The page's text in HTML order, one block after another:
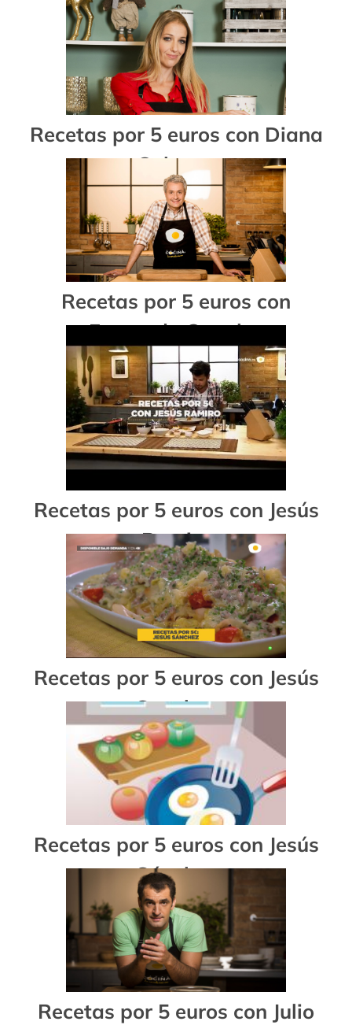
Recetas por 5 euros con Diana
Cabrera
Recetas por 5 euros con
Fernando Canales
Recetas por 5 euros con Jesús
Ramiro
Recetas por 5 euros con Jesús
Sanchez
Recetas por 5 euros con Jesús
Sánchez
Recetas por 5 euros con Julio